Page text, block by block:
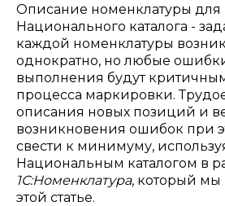
Описание номенклатуры для
Национального каталога -
каждой номенклатуры
однократно, но любые
выполнения будут
процесса маркировки.
описания новых позиций и
возникновения ошибок при
свести к минимуму,
Национальным каталогом в
1С:Номенклатура, который мы
этой статье.